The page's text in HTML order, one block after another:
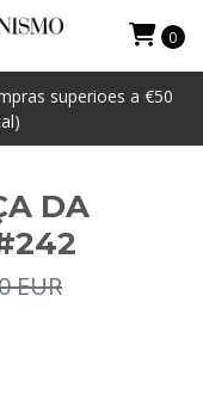
superioes a €50
0
DA
EUR